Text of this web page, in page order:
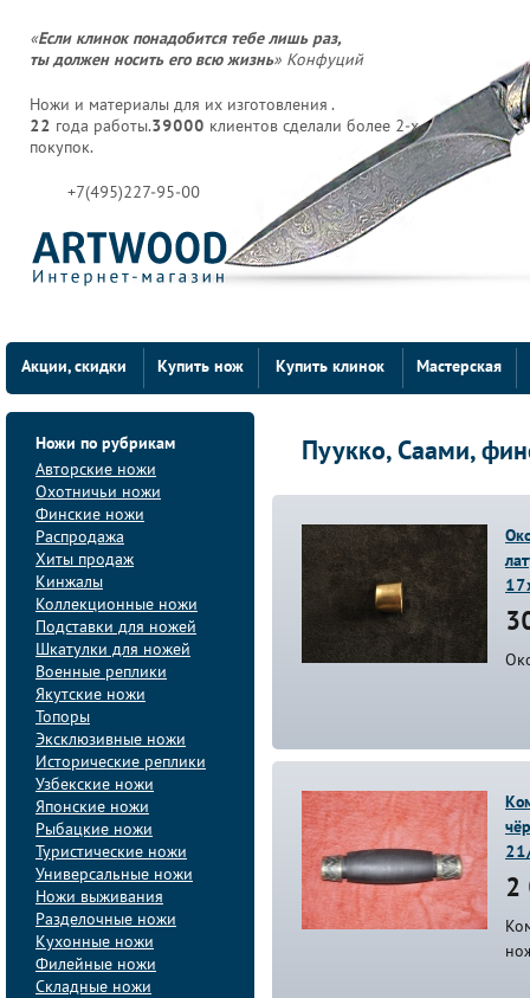
«Если клинок понадобится тебе лишь раз,
ты должен носить его всю жизнь» Конфуций
Ножи и материалы для их изготовления .
22 года работы.39000 клиентов сделали более 2-х
покупок.
+7(495)227-95-00
Акции, скидки Купить нож Купить клинок Мастерская
Ножи по рубрикам
Авторские ножи
Охотничьи ножи
Финские ножи
Распродажа
Хиты продаж
Кинжалы
Коллекционные ножи
Подставки для ножей
Шкатулки для ножей
Военные реплики
Якутские ножи
Топоры
Эксклюзивные ножи
Исторические реплики
Узбекские ножи
Японские ножи
Рыбацкие ножи
Туристические ножи
Универсальные ножи
Ножи выживания
Разделочные ножи
Кухонные ножи
Филейные ножи
Складные ножи
Пуукко, Саами,
2